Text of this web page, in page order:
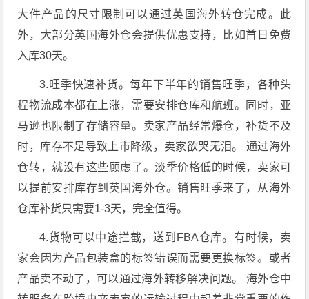
大件产品的尺寸限制可以通过英国海外转仓完成。此
外，大部分英国海外仓会提供优惠支持，比如首日免费
入库30天。
3.旺季快速补货。每年下半年的销售旺季，各种头
程物流成本都在上涨，需要安排仓库和航班。同时，亚
马逊也限制了存储容量。卖家产品经常爆仓，补货不及
时，库存不足导致上市降级，卖家欲哭无泪。 通过海外
仓转，就没有这些顾虑了。淡季价格低的时候，卖家可
以提前安排库存到英国海外仓。销售旺季来了，从海外
仓库补货只需要1-3天，完全值得。
4.货物可以中途拦截，送到FBA仓库。有时候，卖
家会因为产品包装盒的标签错误而需要更换标签。或者
产品卖不动了，可以通过海外转移解决问题。 海外仓中